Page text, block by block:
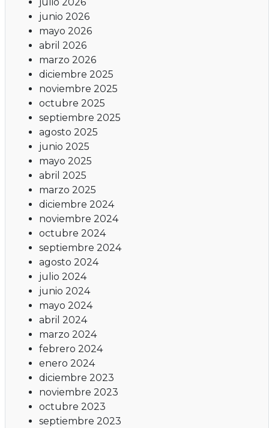
junio 2026
mayo 2026
abril 2026
marzo 2026
diciembre 2025
noviembre 2025
octubre 2025
septiembre 2025
agosto 2025
junio 2025
mayo 2025
abril 2025
marzo 2025
diciembre 2024
noviembre 2024
octubre 2024
septiembre 2024
agosto 2024
julio 2024
junio 2024
mayo 2024
abril 2024
marzo 2024
febrero 2024
enero 2024
diciembre 2023
noviembre 2023
octubre 2023
septiembre 2023